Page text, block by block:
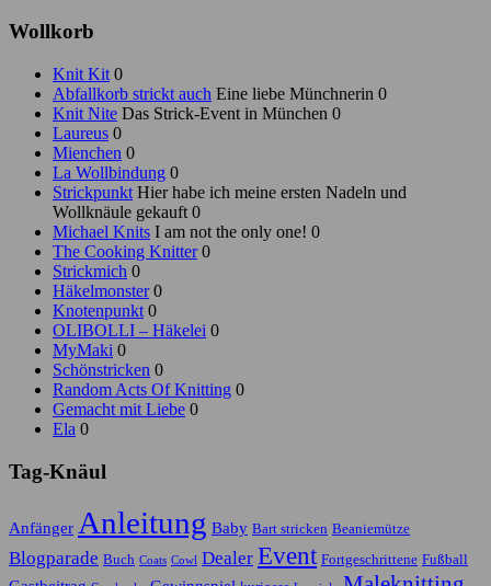
Wollkorb
Knit Kit 0
Abfallkorb strickt auch Eine liebe Münchnerin 0
Knit Nite Das Strick-Event in München 0
Laureus 0
Mienchen 0
La Wollbindung 0
Strickpunkt Hier habe ich meine ersten Nadeln und
Wollknäule gekauft 0
Michael Knits I am not the only one! 0
The Cooking Knitter0
Strickmich 0
Häkelmonster0
Knotenpunkt 0
OLIBOLLI – Häkelei 0
MyMaki 0
Schönstricken 0
Random Acts Of Knitting 0
Gemacht mit Liebe 0
Ela 0
Tag-Knäul
Anfänger Anleitung Baby Bart stricken Beaniemütze
Blogparade Buch Coats Cowl Dealer Event Fortgeschrittene Fußball